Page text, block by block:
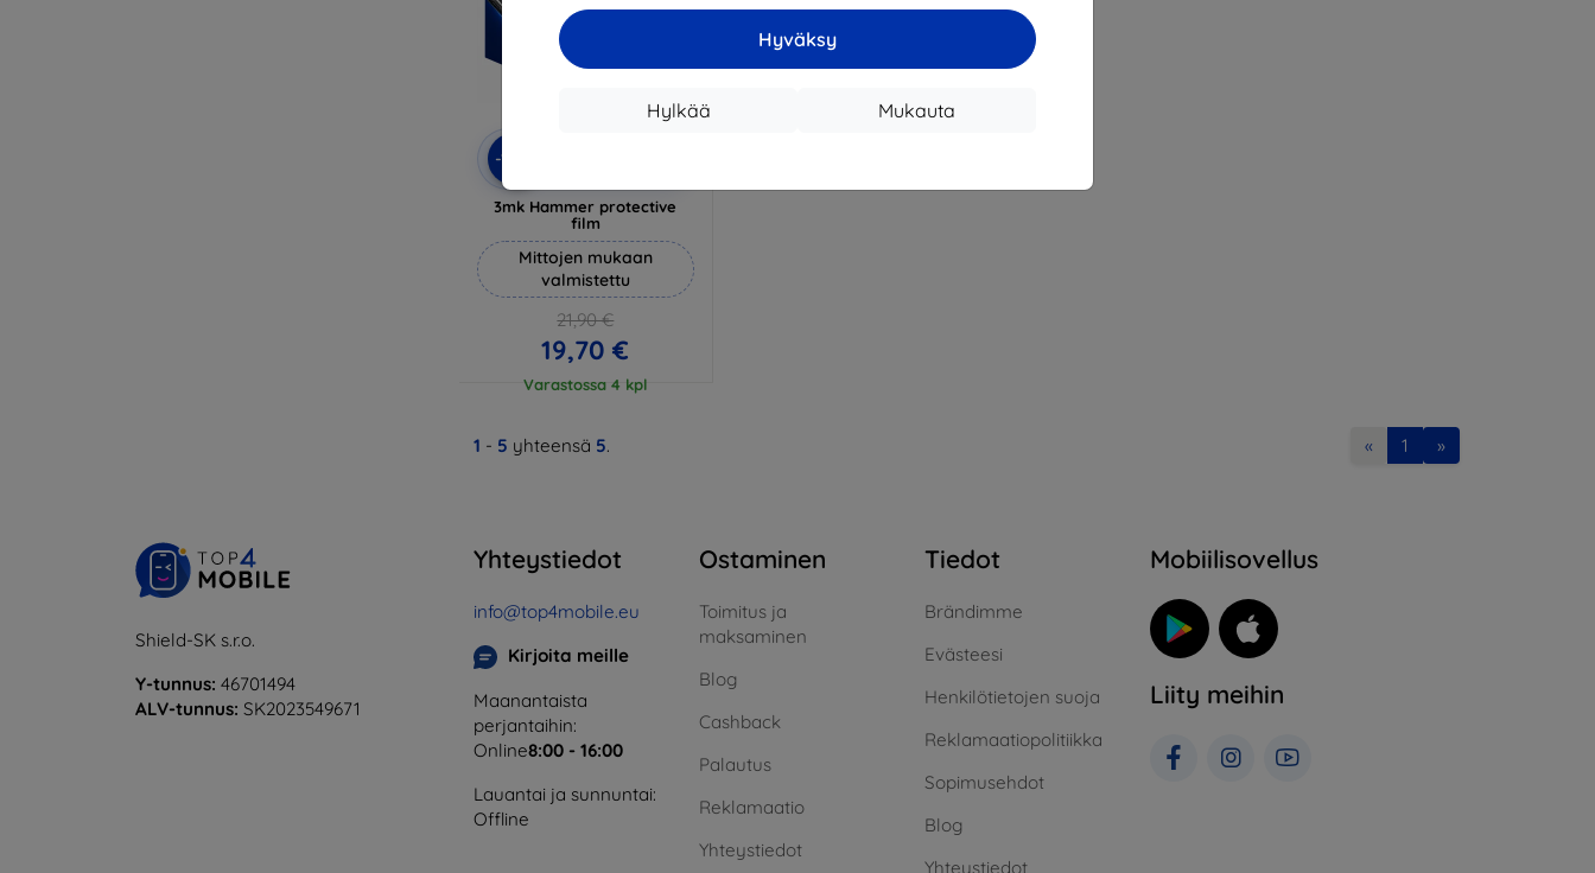
Hyväksy
Mukauta
Hylkää
-10%
3mk Hammer protective
film
Mittojen mukaan
valmistettu
21,90 €
19,70 €
Varastossa 4 kpl
1 - 5 yhteensä 5. « 1 »
Shield-SK s.r.o.
Y-tunnus: 46701494
ALV-tunnus: SK2023549671
Yhteystiedot
info@top4mobile.eu
Kirjoita meille
Maanantaista
perjantaihin:
Online8:00 - 16:00
Lauantai ja sunnuntai:
Offline
Ostaminen
Toimitus ja
maksaminen
Blog
Cashback
Palautus
Reklamaatio
Yhteystiedot
Tiedot
Brändimme
Evästeesi
Henkilötietojen suoja
Reklamaatiopolitiikka
Sopimusehdot
Blog
Yhteystiedot
Mobiilisovellus
Liity meihin